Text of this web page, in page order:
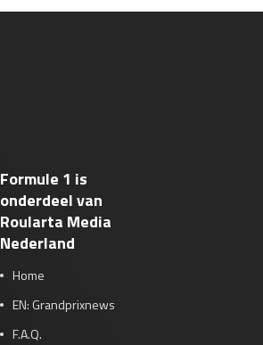
Formule 1 is
onderdeel van
Roularta Media
Nederland
Home
EN: Grandprixnews
F.A.Q.